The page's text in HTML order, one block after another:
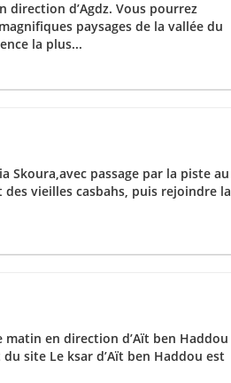
direction d’Agdz. Vous pourrez
paysages de la vallée du
la plus...
Skoura,avec passage par la piste au
vieilles casbahs, puis rejoindre la
matin en direction d’Aït ben Haddou
site Le ksar d’Aït ben Haddou est